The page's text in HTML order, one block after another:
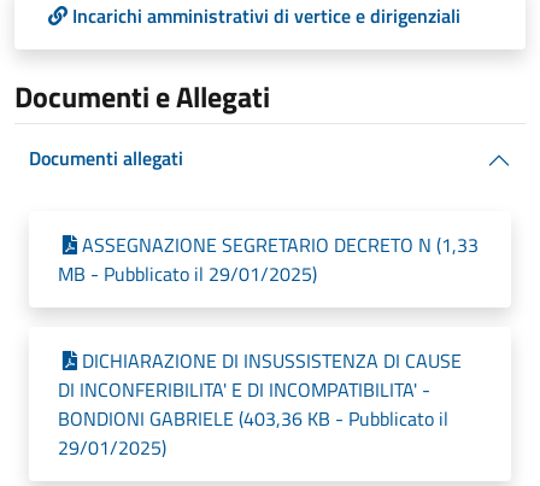
Incarichi amministrativi di vertice e dirigenziali
Documenti e Allegati
Documenti allegati
ASSEGNAZIONE SEGRETARIO DECRETO N (1,33
MB - Pubblicato il 29/01/2025)
DICHIARAZIONE DI INSUSSISTENZA DI CAUSE
DI INCONFERIBILITA' E DI INCOMPATIBILITA' -
BONDIONI GABRIELE (403,36 KB - Pubblicato il
29/01/2025)